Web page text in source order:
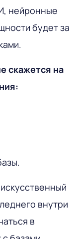
нейронные
будет за
скажется на
внутри
в